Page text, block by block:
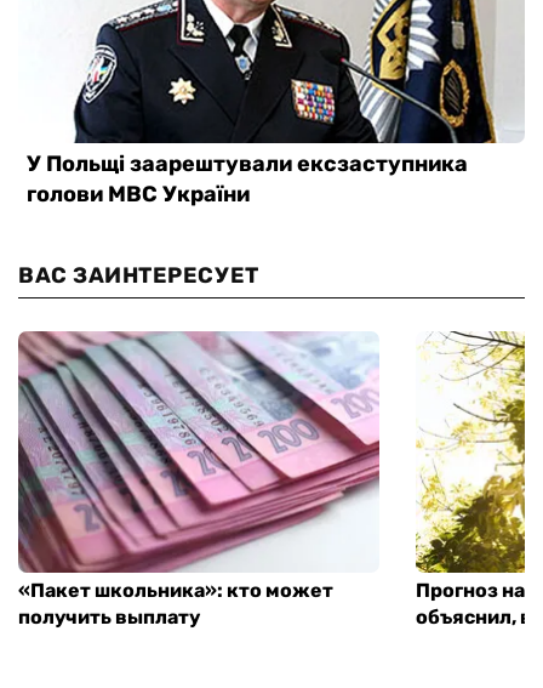
ВАС ЗАИНТЕРЕСУЕТ
«Пакет школьника»: кто может
получить выплату
Прогноз на
объяснил,